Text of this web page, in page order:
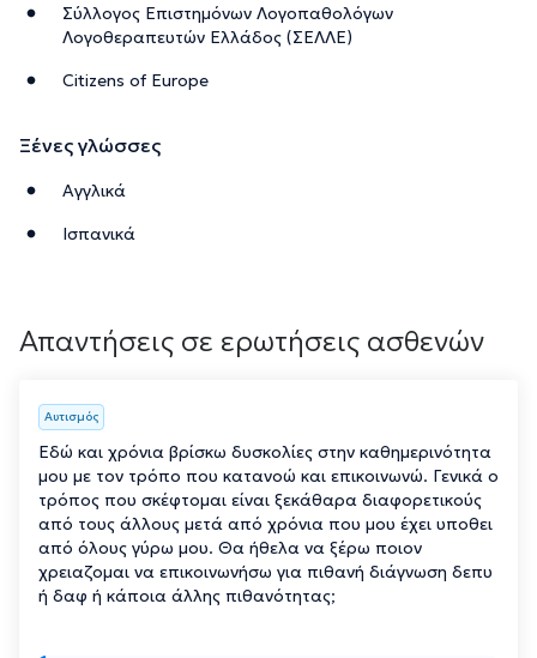
Σύλλογος Επιστημόνων Λογοπαθολόγων
Λογοθεραπευτών Ελλάδος (ΣΕΛΛΕ)
Citizens of Europe
Ξένες γλώσσες
Αγγλικά
Ισπανικά
Απαντήσεις σε ερωτήσεις ασθενών
Αυτισμός
Εδώ και χρόνια βρίσκω δυσκολίες στην καθημερινότητα
μου με τον τρόπο που κατανοώ και επικοινωνώ. Γενικά ο
τρόπος που σκέφτομαι είναι ξεκάθαρα διαφορετικούς
από τους άλλους μετά από χρόνια που μου έχει υποθει
από όλους γύρω μου. Θα ήθελα να ξέρω ποιον
χρειαζομαι να επικοινωνήσω για πιθανή διάγνωση δεπυ
ή δαφ ή κάποια άλλης πιθανότητας;